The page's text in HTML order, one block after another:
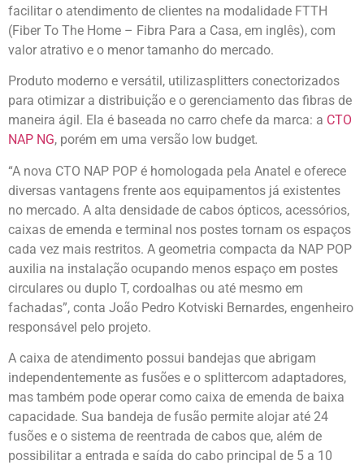
facilitar o atendimento de clientes na modalidade FTTH
(Fiber To The Home – Fibra Para a Casa, em inglês), com
valor atrativo e o menor tamanho do mercado.
Produto moderno e versátil, utilizasplitters conectorizados
para otimizar a distribuição e o gerenciamento das fibras de
maneira ágil. Ela é baseada no carro chefe da marca: a CTO
NAP NG, porém em uma versão low budget.
“A nova CTO NAP POP é homologada pela Anatel e oferece
diversas vantagens frente aos equipamentos já existentes
no mercado. A alta densidade de cabos ópticos, acessórios,
caixas de emenda e terminal nos postes tornam os espaços
cada vez mais restritos. A geometria compacta da NAP POP
auxilia na instalação ocupando menos espaço em postes
circulares ou duplo T, cordoalhas ou até mesmo em
fachadas”, conta João Pedro Kotviski Bernardes, engenheiro
responsável pelo projeto.
A caixa de atendimento possui bandejas que abrigam
independentemente as fusões e o splittercom adaptadores,
mas também pode operar como caixa de emenda de baixa
capacidade. Sua bandeja de fusão permite alojar até 24
fusões e o sistema de reentrada de cabos que, além de
possibilitar a entrada e saída do cabo principal de 5 a 10